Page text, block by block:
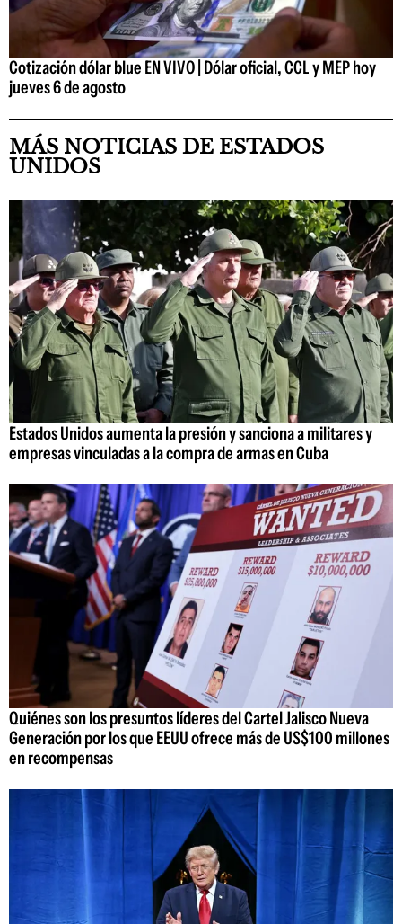
Cotización dólar blue EN VIVO | Dólar oficial, CCL y MEP hoy
jueves 6 de agosto
MÁS NOTICIAS DE ESTADOS
UNIDOS
Estados Unidos aumenta la presión y sanciona a militares y
empresas vinculadas a la compra de armas en Cuba
Quiénes son los presuntos líderes del Cartel Jalisco Nueva
Generación por los que EEUU ofrece más de US$100 millones
en recompensas